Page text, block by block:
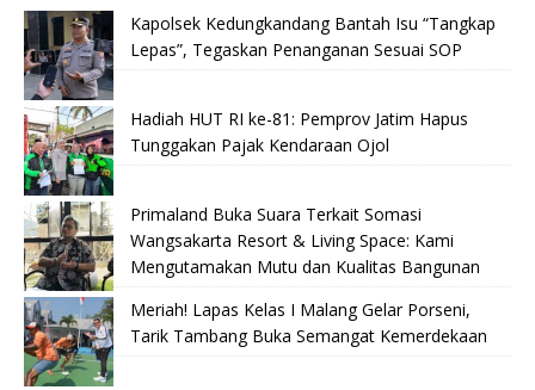
Kapolsek Kedungkandang Bantah Isu “Tangkap
Lepas”, Tegaskan Penanganan Sesuai SOP
Hadiah HUT RI ke-81: Pemprov Jatim Hapus
Tunggakan Pajak Kendaraan Ojol
Primaland Buka Suara Terkait Somasi
Wangsakarta Resort & Living Space: Kami
Mengutamakan Mutu dan Kualitas Bangunan
Meriah! Lapas Kelas I Malang Gelar Porseni,
Tarik Tambang Buka Semangat Kemerdekaan